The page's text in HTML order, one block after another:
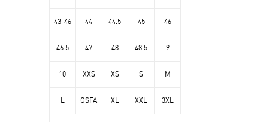
43-46 44 44.5 45 46
46.5 47 48 48.5 9
10 XXS XS S M
L OSFA XL XXL 3XL